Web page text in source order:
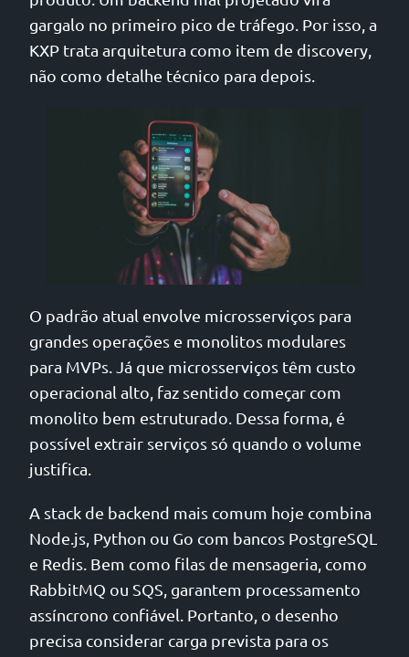
gargalo no primeiro pico de tráfego. Por isso, a
KXP trata arquitetura como item de discovery,
não como detalhe técnico para depois.
O padrão atual envolve microsserviços para
grandes operações e monolitos modulares
para MVPs. Já que microsserviços têm custo
operacional alto, faz sentido começar com
monolito bem estruturado. Dessa forma, é
possível extrair serviços só quando o volume
justifica.
A stack de backend mais comum hoje combina
Node.js, Python ou Go com bancos PostgreSQL
e Redis. Bem como filas de mensageria, como
RabbitMQ ou SQS, garantem processamento
assíncrono confiável. Portanto, o desenho
precisa considerar carga prevista para os